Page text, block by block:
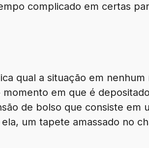
complicado em certas
qual a situação em
em que é
de bolso que consiste
um tapete amassado no